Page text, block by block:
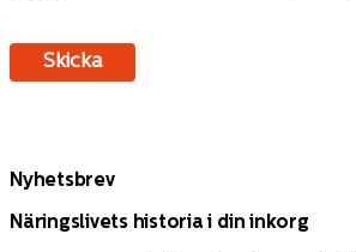
Nyhetsbrev
Näringslivets historia i din inkorg